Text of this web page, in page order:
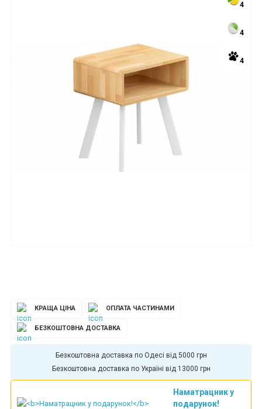
4
4
4
КРАЩА ЦІНА ОПЛАТА ЧАСТИНАМИ
БЕЗКОШТОВНА ДОСТАВКА
Безкоштовна доставка по Одесі від 5000 грн
Безкоштовна доставка по Україні від 13000 грн
Наматрацник у
подарунок!